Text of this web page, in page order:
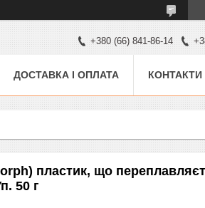
+380 (66) 841-86-14
ДОСТАВКА І ОПЛАТА КОНТАКТИ
пластик, що
50 г